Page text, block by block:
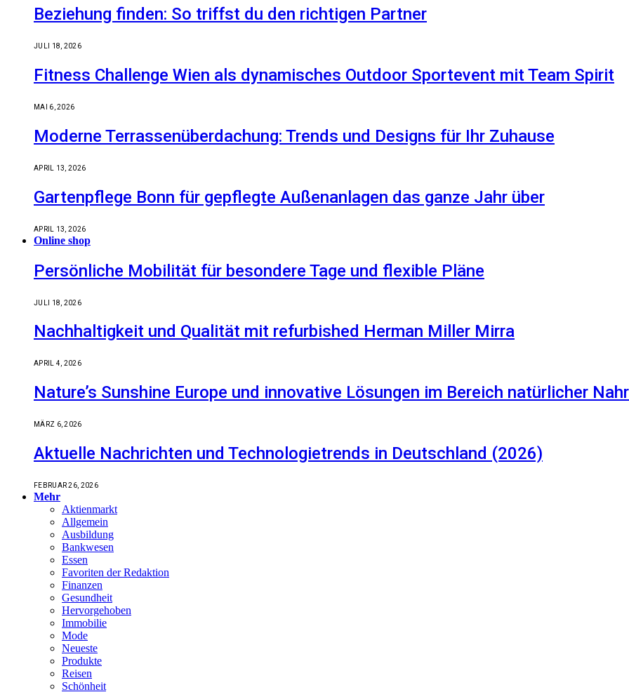
Beziehung finden: So triffst du den richtigen Partner
JULI 18, 2026
Fitness Challenge Wien als dynamisches Outdoor Sportevent mit Team Spirit
MAI 6, 2026
Moderne Terrassenüberdachung: Trends und Designs für Ihr Zuhause
APRIL 13, 2026
Gartenpflege Bonn für gepflegte Außenanlagen das ganze Jahr über
APRIL 13, 2026
Online shop
Persönliche Mobilität für besondere Tage und flexible Pläne
JULI 18, 2026
Nachhaltigkeit und Qualität mit refurbished Herman Miller Mirra
APRIL 4, 2026
Nature’s Sunshine Europe und innovative Lösungen im Bereich natürlicher
MÄRZ 6, 2026
Aktuelle Nachrichten und Technologietrends in Deutschland (2026)
FEBRUAR 26, 2026
Mehr
Aktienmarkt
Allgemein
Ausbildung
Bankwesen
Essen
Favoriten der Redaktion
Finanzen
Gesundheit
Hervorgehoben
Immobilie
Mode
Neueste
Produkte
Reisen
Schönheit